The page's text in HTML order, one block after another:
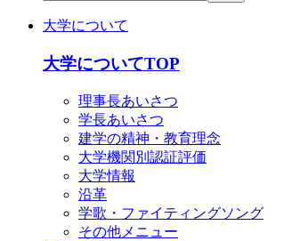
大学について
大学についてTOP
理事長あいさつ
学長あいさつ
建学の精神・教育理念
大学機関別認証評価
大学情報
沿革
学歌・ファイティングソング
その他メニュー